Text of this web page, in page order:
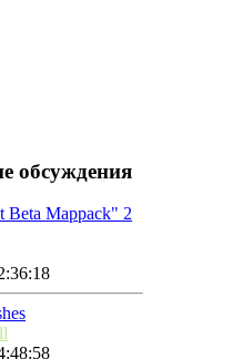
обсуждения
Beta Mappack" 2